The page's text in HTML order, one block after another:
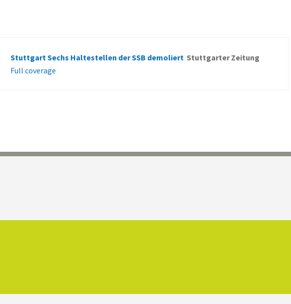
Stuttgart Sechs Haltestellen der SSB demoliert Stuttgarter Zeitung
Full coverage